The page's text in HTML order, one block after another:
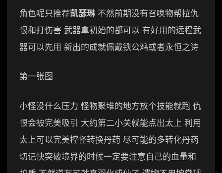
角色呢只推荐凯瑟琳不然前期没有召唤物帮拉仇
恨和打伤害 武器拿初始的都可以 有好用的远程武
器可以先用 新出的成就佩戴铁公鸡或者永恒之诗
第一张图
小怪没什么压力 怪物聚堆的地方放个技能就跑 仇
恨会被完美吸引 大约第二小关就能点出太上 利用
太上可以完美控怪转换丹药 尽可能的多转化丹药
切记快突破境界的时候一定要注意自己的血量和